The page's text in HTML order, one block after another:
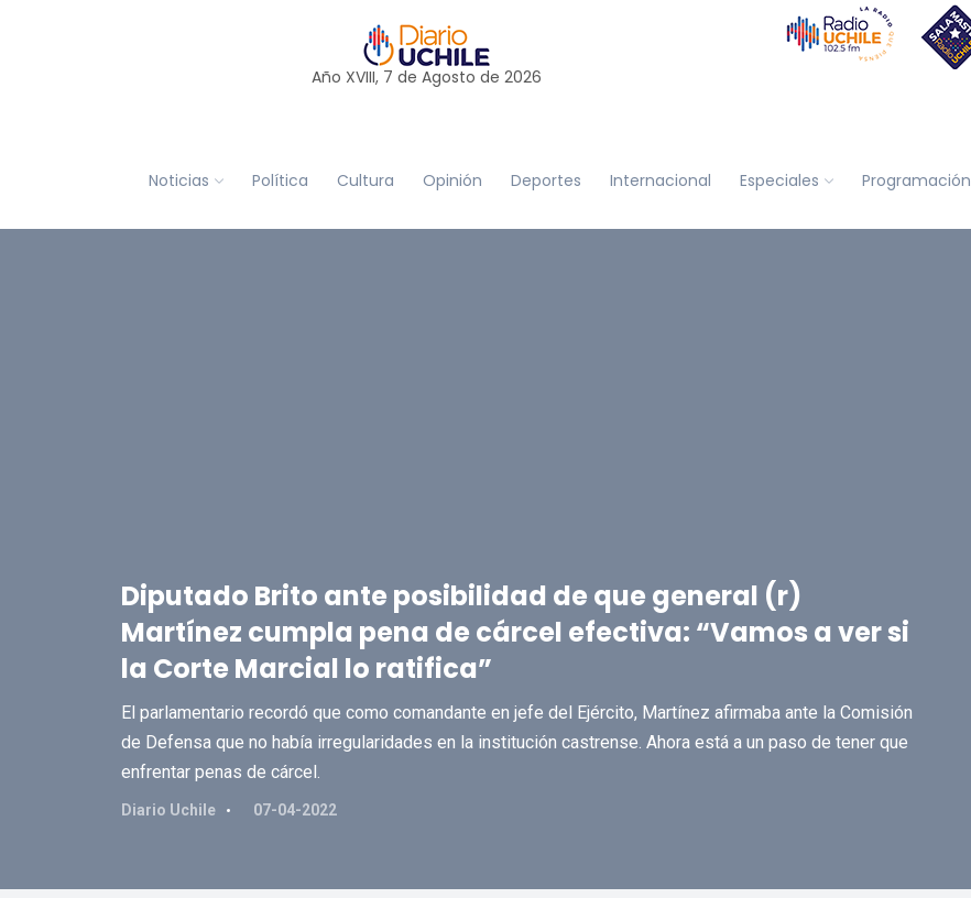
Año XVIII, 7 de Agosto de 2026
Noticias Política Cultura Opinión Deportes Internacional Especiales Programación
Diputado Brito ante posibilidad de que general (r)
Martínez cumpla pena de cárcel efectiva: “Vamos a ver si
la Corte Marcial lo ratifica”
El parlamentario recordó que como comandante en jefe del Ejército, Martínez afirmaba ante la Comisión
de Defensa que no había irregularidades en la institución castrense. Ahora está a un paso de tener que
enfrentar penas de cárcel.
Diario Uchile 07-04-2022